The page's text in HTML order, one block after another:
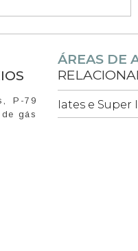
P-79
gás
ÁREAS DE
Iates e Super